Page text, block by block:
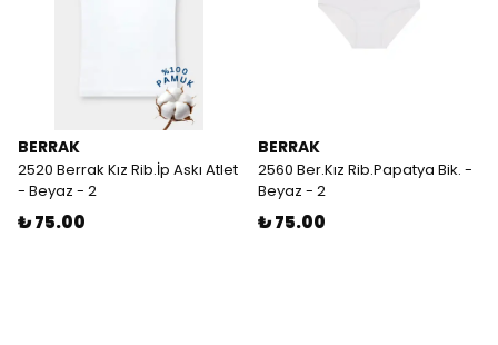
BERRAK
2520 Berrak Kız Rib.İp Askı Atlet
- Beyaz - 2
₺ 75.00
BERRAK
2560 Ber.Kız Rib.Papatya Bik. -
Beyaz - 2
₺ 75.00